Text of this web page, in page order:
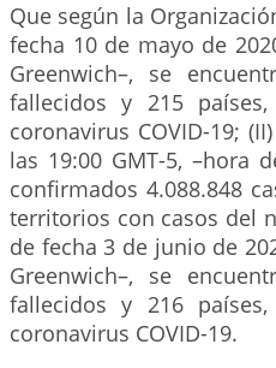
Que según la
fecha 10 de mayo de
Greenwich–, se
fallecidos y 215
coronavirus COVID-19;
las 19:00 GMT-5, –hora
confirmados 4.088.848
territorios con casos del
de fecha 3 de junio de
Greenwich–, se
fallecidos y 216
coronavirus COVID-19.